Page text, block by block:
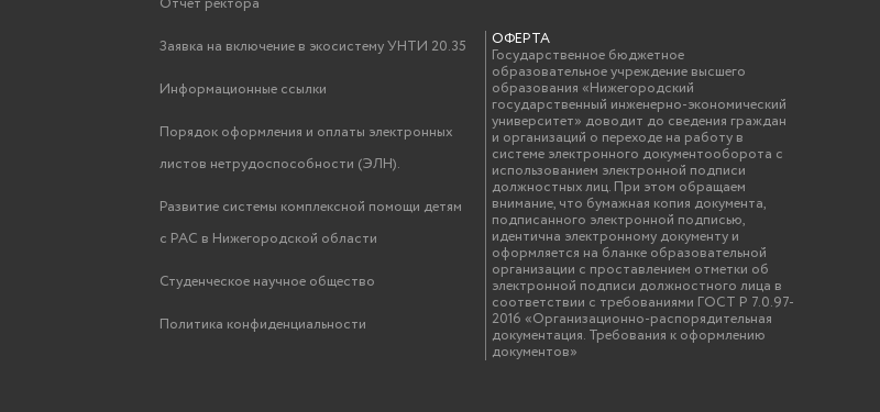
Заявка на включение в экосистему УНТИ 20.35
Информационные ссылки
Порядок оформления и оплаты электронных
листов нетрудоспособности (ЭЛН).
Развитие системы комплексной помощи детям
с РАС в Нижегородской области
Студенческое научное общество
Политика конфиденциальности
ОФЕРТА
Государственное бюджетное
образовательное учреждение высшего
образования «Нижегородский
государственный инженерно-экономический
университет» доводит до сведения граждан
и организаций о переходе на работу в
системе электронного документооборота с
использованием электронной подписи
должностных лиц. При этом обращаем
внимание, что бумажная копия документа,
подписанного электронной подписью,
идентична электронному документу и
оформляется на бланке образовательной
организации с проставлением отметки об
электронной подписи должностного лица в
соответствии с требованиями ГОСТ Р 7.0.97-
2016 «Организационно-распорядительная
документация. Требования к оформлению
документов»